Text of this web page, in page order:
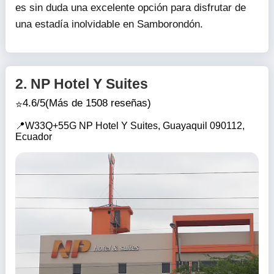
es sin duda una excelente opción para disfrutar de
una estadía inolvidable en Samborondón.
2. NP Hotel Y Suites
4.6/5(Más de 1508 reseñas)
W33Q+55G NP Hotel Y Suites, Guayaquil 090112,
Ecuador